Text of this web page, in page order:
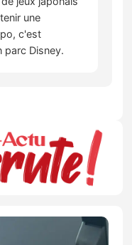
une
c'est
parc Disney.